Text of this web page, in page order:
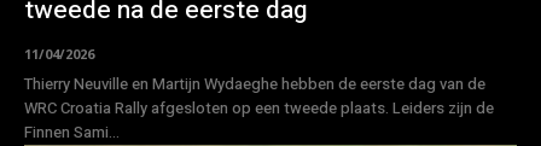
tweede na de eerste dag
11/04/2026
Thierry Neuville en Martijn Wydaeghe hebben de eerste dag van de
WRC Croatia Rally afgesloten op een tweede plaats. Leiders zijn de
Finnen Sami...